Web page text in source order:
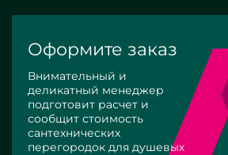
Оформите заказ
Внимательный и
деликатный менеджер
подготовит расчет и
сообщит стоимость
сантехнических
перегородок для душевых